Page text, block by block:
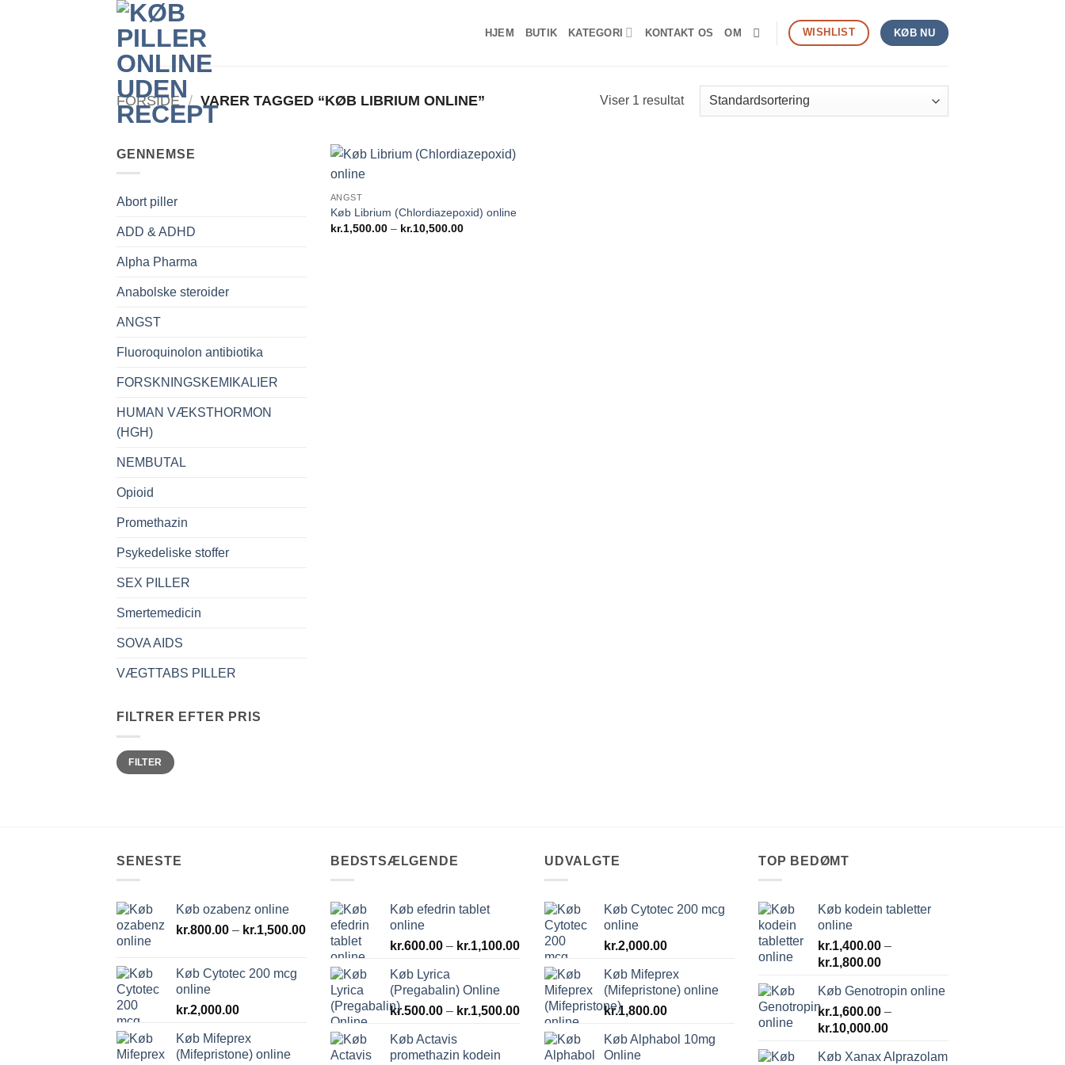
HJEM BUTIK KATEGORI KONTAKT OS OM WISHLIST KØB NU
FORSIDE / VARER TAGGED “KØB LIBRIUM ONLINE” Viser 1 resultat
GENNEMSE
Abort piller
ADD & ADHD
Alpha Pharma
Anabolske steroider
ANGST
Fluoroquinolon antibiotika
FORSKNINGSKEMIKALIER
HUMAN VÆKSTHORMON
(HGH)
NEMBUTAL
Opioid
Promethazin
Psykedeliske stoffer
SEX PILLER
Smertemedicin
SOVA AIDS
VÆGTTABS PILLER
FILTRER EFTER PRIS
Mindste
pris
Højeste
prisFILTER
ANGST
Køb Librium (Chlordiazepoxid) online
kr.1,500.00 – kr.10,500.00Prisinterval:
SENESTE
Køb ozabenz online
kr.800.00 – kr.1,500.00Prisinterval:
kr.800.00
kr.1,500.00
Køb Cytotec 200 mcg
online
kr.2,000.00
Køb Mifeprex
(Mifepristone) online
BEDSTSÆLGENDE
Køb efedrin tablet
online
kr.600.00 – kr.1,100.00Prisinterval:
kr.600.00
kr.1,100.00
Køb Lyrica
(Pregabalin) Online
kr.500.00 – kr.1,500.00Prisinterval:
kr.500.00
kr.1,500.00
Køb Actavis
promethazin kodein
UDVALGTE
Køb Cytotec 200 mcg
online
kr.2,000.00
Køb Mifeprex
(Mifepristone) online
kr.1,800.00
Køb Alphabol 10mg
Online
TOP BEDØMT
Køb kodein tabletter
online
kr.1,400.00 –
kr.1,800.00Prisinterval:
til
kr.1,800.00
Køb Genotropin online
kr.1,600.00 –
kr.10,000.00Prisinterval:
til
Køb Xanax Alprazolam